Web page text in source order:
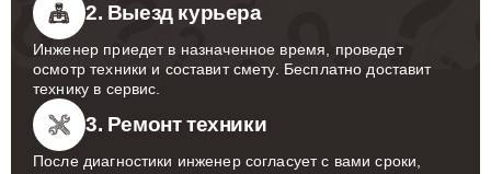
2. Выезд курьера
Инженер приедет в назначенное время, проведет
осмотр техники и составит смету. Бесплатно доставит
технику в сервис.
3. Ремонт техники
После диагностики инженер согласует с вами сроки,